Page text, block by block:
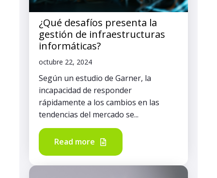
¿Qué desafíos presenta la
gestión de infraestructuras
informáticas?
octubre 22, 2024
Según un estudio de Garner, la
incapacidad de responder
rápidamente a los cambios en las
tendencias del mercado se...
Read more